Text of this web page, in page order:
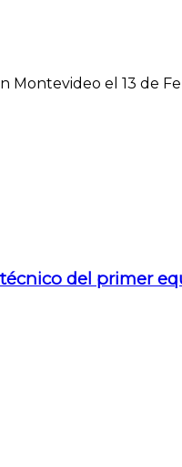
el 13 de
del primer